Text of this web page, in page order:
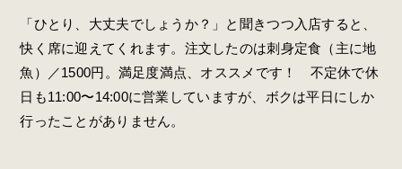
「ひとり、大丈夫でしょうか？」と聞きつつ入店すると、
快く席に迎えてくれます。注文したのは刺身定食（主に地
魚）／1500円。満足度満点、オススメです！ 不定休で休
日も11:00〜14:00に営業していますが、ボクは平日にしか
行ったことがありません。